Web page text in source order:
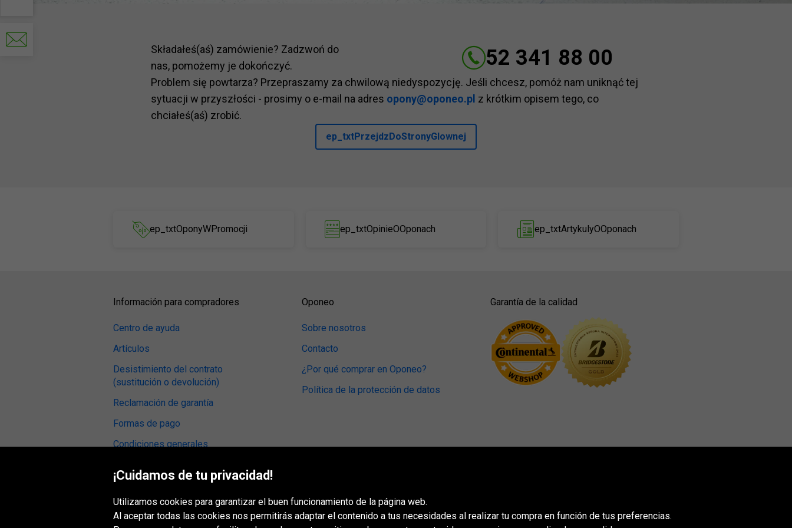
Składałeś(aś) zamówienie? Zadzwoń do
nas, pomożemy je dokończyć.
52 341 88 00
Problem się powtarza? Przepraszamy za chwilową niedyspozycję. Jeśli chcesz, pomóż nam uniknąć tej
sytuacji w przyszłości - prosimy o e-mail na adres opony@oponeo.pl z krótkim opisem tego, co
chciałeś(aś) zrobić.
ep_txtPrzejdzDoStronyGlownej
ep_txtOponyWPromocji ep_txtOpinieOOponach ep_txtArtykulyOOponach
Información para compradores
Centro de ayuda
Artículos
Desistimiento del contrato
(sustitución o devolución)
Reclamación de garantía
Formas de pago
Condiciones generales
Taller de montaje
Accesibilidad digital
Oponeo
Sobre nosotros
Contacto
¿Por qué comprar en Oponeo?
Política de la protección de datos
Garantía de la calidad
¡Cuidamos de tu privacidad!
Utilizamos cookies para garantizar el buen funcionamiento de la página web.
Al aceptar todas las cookies nos permitirás adaptar el contenido a tus necesidades al realizar tu compra en función de tus preferencias.